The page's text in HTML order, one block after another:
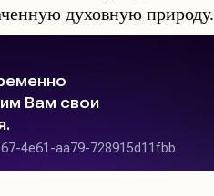
духовную природу.